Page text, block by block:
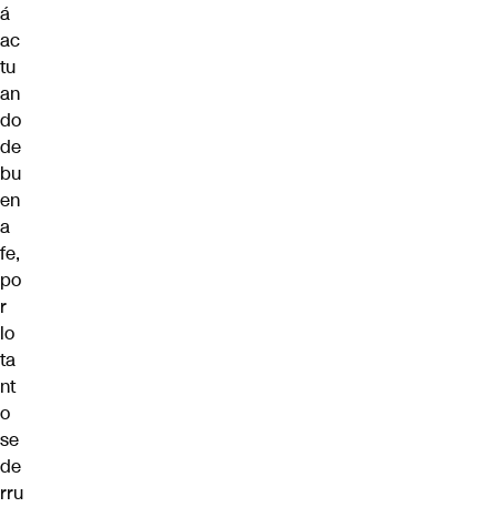
á
ac
tu
an
do
de
bu
en
a
fe,
po
r
lo
ta
nt
o
se
de
rru